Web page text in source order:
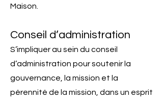
Maison.
Conseil d’administration
S’impliquer au sein du conseil
d’administration pour soutenir la
gouvernance, la mission et la
pérennité de la mission, dans un esprit